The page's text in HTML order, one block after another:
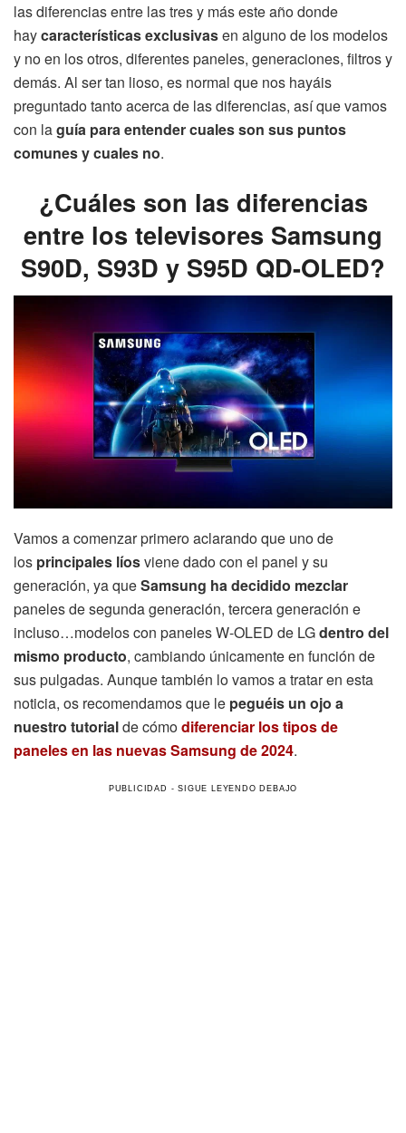
las diferencias entre las tres y más este año donde
haycaracterísticas exclusivasen alguno de los modelos
y no en los otros, diferentes paneles, generaciones, filtros y
demás. Al ser tan lioso, es normal que nos hayáis
preguntado tanto acerca de las diferencias, así que vamos
con laguía para entender cuales son sus puntos
comunes y cuales no.
¿Cuáles son las diferencias
entre los televisores Samsung
S90D, S93D y S95D QD-OLED?
Vamos a comenzar primero aclarando que uno de
los principales líosviene dado con el panel y su
generación, ya queSamsung ha decidido mezclar
paneles de segunda generación, tercera generación e
incluso…modelos con paneles W-OLED de LGdentro del
mismo producto, cambiando únicamente en función de
sus pulgadas. Aunque también lo vamos a tratar en esta
noticia, os recomendamos que le peguéis un ojo a
nuestro tutorialde cómodiferenciar los tipos de
paneles en las nuevas Samsung de 2024.